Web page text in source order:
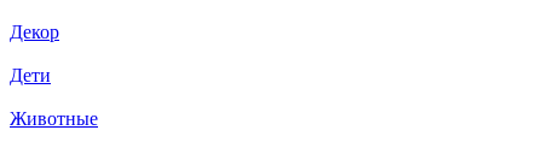
Декор
Дети
Животные